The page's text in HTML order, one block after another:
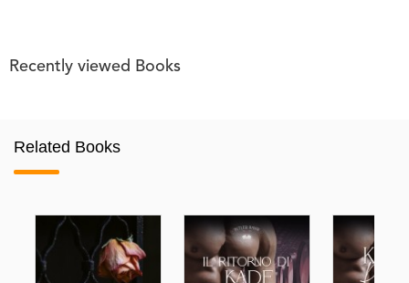
Recently viewed Books
Related Books